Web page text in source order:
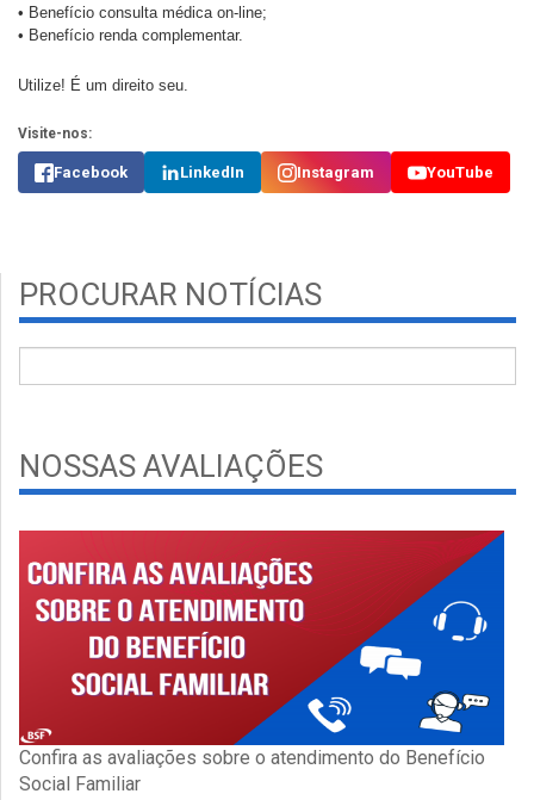
• Benefício consulta médica on-line;
• Benefício renda complementar.
Utilize! É um direito seu.
Visite-nos:
Facebook LinkedIn Instagram YouTube
PROCURAR NOTÍCIAS
NOSSAS AVALIAÇÕES
Confira as avaliações sobre o atendimento do Benefício
Social Familiar